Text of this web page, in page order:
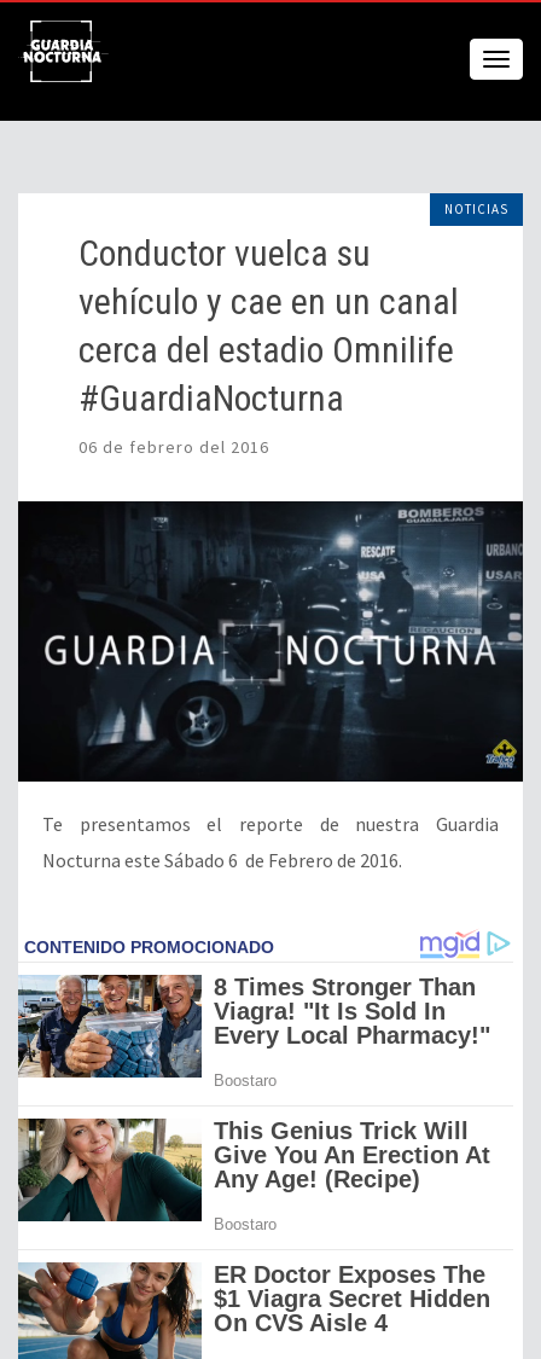
NOTICIAS
Conductor vuelca su
vehículo y cae en un canal
cerca del estadio Omnilife
#GuardiaNocturna
06 de febrero del 2016
Te presentamos el reporte de nuestra Guardia
Nocturna este Sábado 6 de Febrero de 2016.